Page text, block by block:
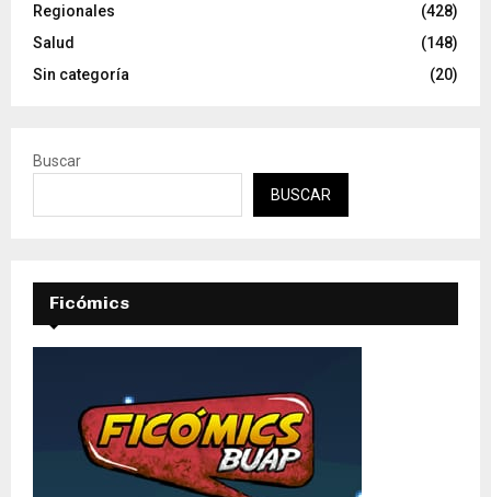
Regionales
(428)
Salud
(148)
Sin categoría
(20)
Buscar
BUSCAR
Ficómics